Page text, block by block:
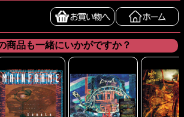
商品も一緒にいかがですか？